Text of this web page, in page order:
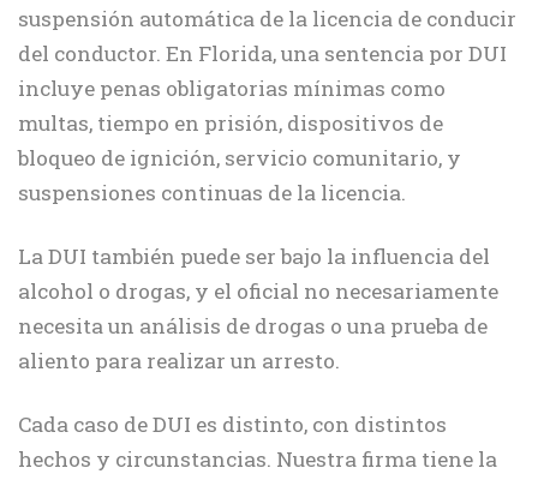
suspensión automática de la licencia de conducir
del conductor. En Florida, una sentencia por DUI
incluye penas obligatorias mínimas como
multas, tiempo en prisión, dispositivos de
bloqueo de ignición, servicio comunitario, y
suspensiones continuas de la licencia.
La DUI también puede ser bajo la influencia del
alcohol o drogas, y el oficial no necesariamente
necesita un análisis de drogas o una prueba de
aliento para realizar un arresto.
Cada caso de DUI es distinto, con distintos
hechos y circunstancias. Nuestra firma tiene la